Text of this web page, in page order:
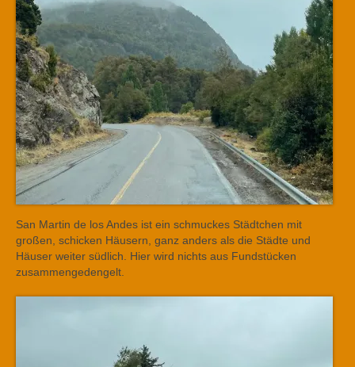
San Martin de los Andes ist ein schmuckes Städtchen mit
großen, schicken Häusern, ganz anders als die Städte und
Häuser weiter südlich. Hier wird nichts aus Fundstücken
zusammengedengelt.